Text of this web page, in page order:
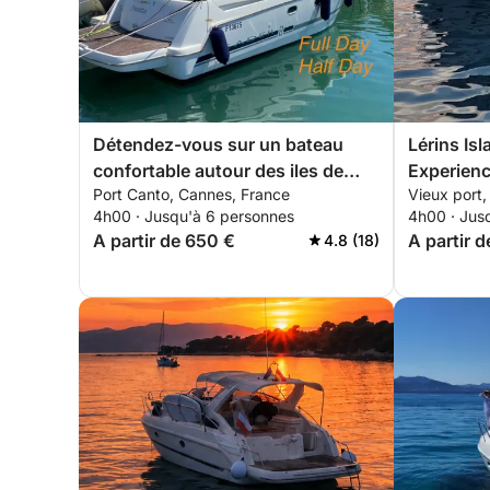
Détendez-vous sur un bateau
confortable autour des iles de
Lerins pour 4 heures. Special
discount pour les couples !
Port Canto, Cannes, France
4h00 · Jusqu'à 6 personnes
A partir de 650 € 4.8 (18)
Lérins
Vieux port,
4h00 ·
A partir